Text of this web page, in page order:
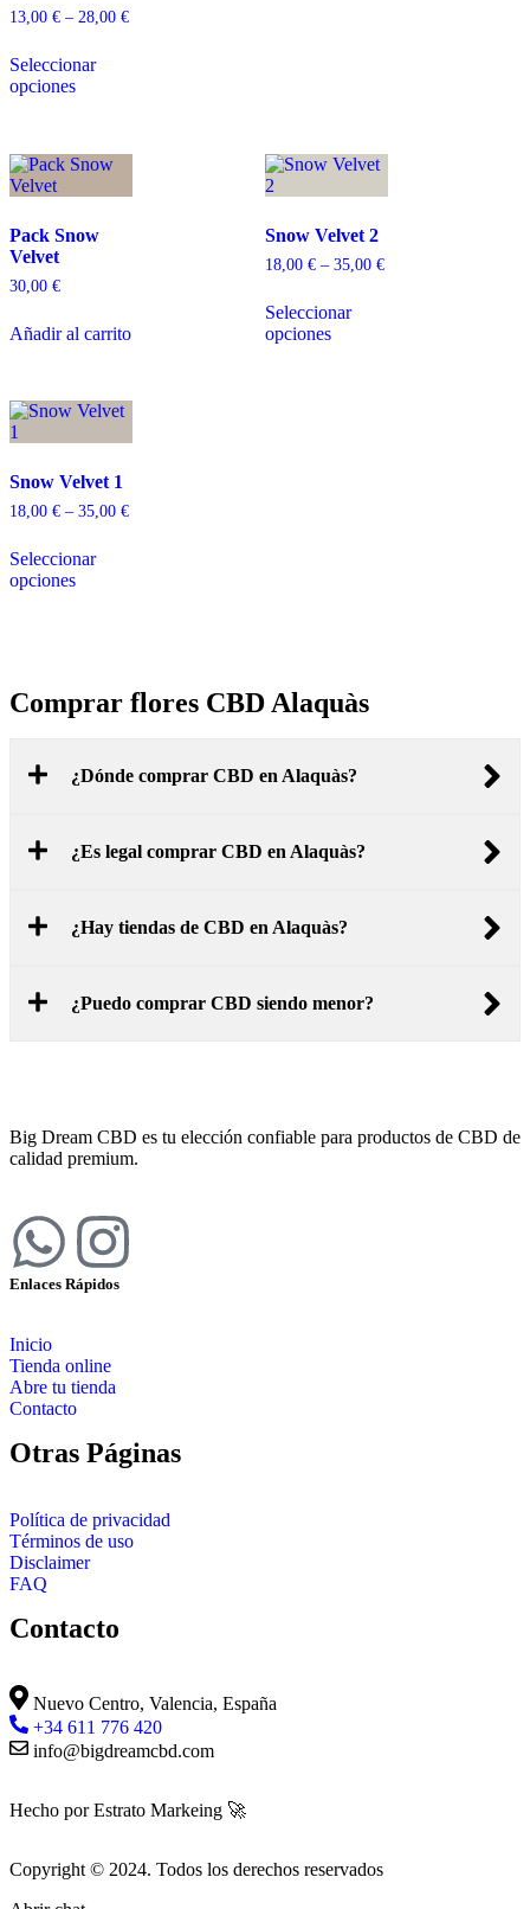
13,00 € – 28,00 €
Seleccionar
opciones
Pack Snow
Velvet
30,00 €
Añadir al carrito
Snow Velvet 2
18,00 € – 35,00 €
Seleccionar
opciones
Snow Velvet 1
18,00 € – 35,00 €
Seleccionar
opciones
Comprar flores CBD Alaquàs
¿Dónde comprar CBD en Alaquàs?
¿Es legal comprar CBD en Alaquàs?
¿Hay tiendas de CBD en Alaquàs?
¿Puedo comprar CBD siendo menor?
Big Dream CBD es tu elección confiable para productos de CBD de
calidad premium.
Enlaces Rápidos
Inicio
Tienda online
Abre tu tienda
Contacto
Otras Páginas
Política de privacidad
Términos de uso
Disclaimer
FAQ
Contacto
Nuevo Centro, Valencia, España
+34 611 776 420
info@bigdreamcbd.com
Hecho por Estrato Markeing 🚀
Copyright © 2024. Todos los derechos reservados